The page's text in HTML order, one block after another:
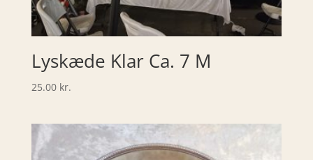
Lyskæde Klar Ca. 7 M
25.00 kr.